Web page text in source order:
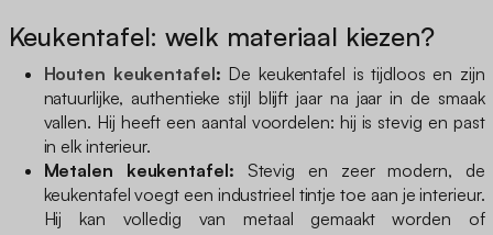
Keukentafel: welk materiaal kiezen?
Houten keukentafel: De keukentafel is tijdloos en zijn
natuurlijke, authentieke stijl blijft jaar na jaar in de smaak
vallen. Hij heeft een aantal voordelen: hij is stevig en past
in elk interieur.
Metalen keukentafel: Stevig en zeer modern, de
keukentafel voegt een industrieel tintje toe aan je interieur.
Hij kan volledig van metaal gemaakt worden of